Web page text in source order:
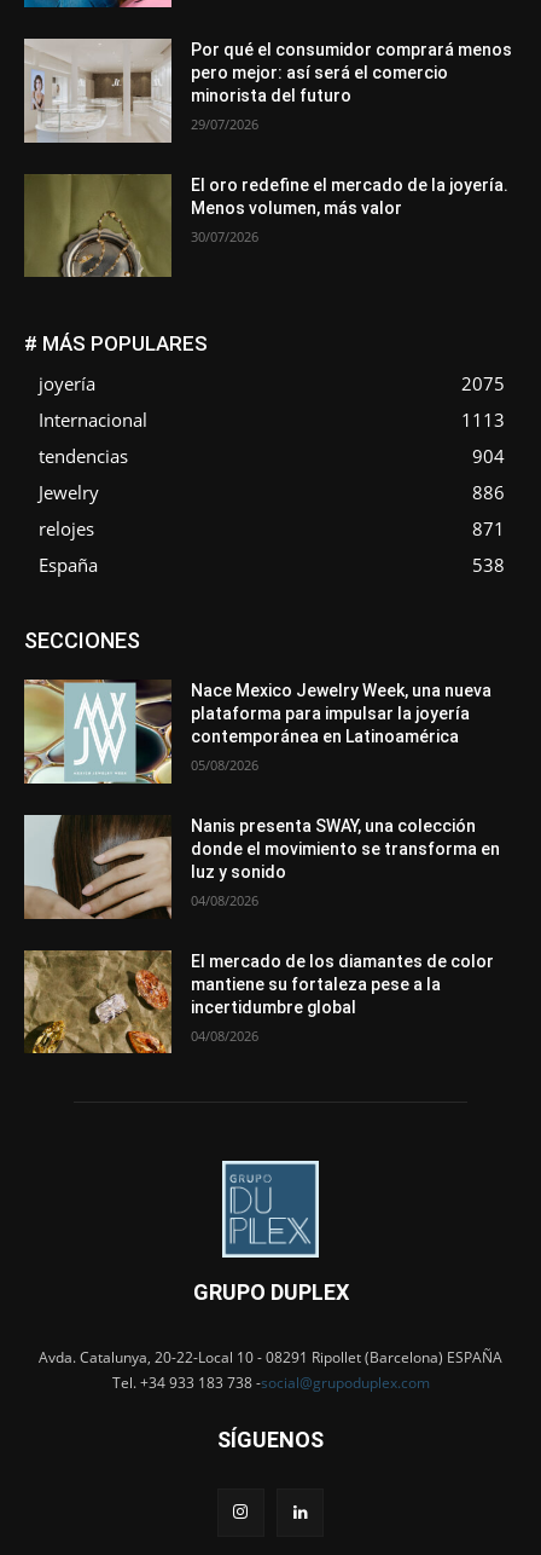
Por qué el consumidor comprará menos
pero mejor: así será el comercio
minorista del futuro
29/07/2026
El oro redefine el mercado de la joyería.
Menos volumen, más valor
30/07/2026
# MÁS POPULARES
joyería
2075
Internacional
1113
tendencias
904
Jewelry
886
relojes
871
España
538
SECCIONESAsociaciones
Entrevistas
Mundo Técnico
Novedades Opiniones
Perspectiva
Premios
Secciones Sin categoría
Sucesos
Más
Nace Mexico Jewelry Week, una nueva
plataforma para impulsar la joyería
contemporánea en Latinoamérica
05/08/2026
Nanis presenta SWAY, una colección
donde el movimiento se transforma en
luz y sonido
04/08/2026
El mercado de los diamantes de color
mantiene su fortaleza pese a la
incertidumbre global
04/08/2026
GRUPO DUPLEX
Avda. Catalunya, 20-22-Local 10 - 08291 Ripollet (Barcelona) ESPAÑA
Tel. +34 933 183 738 -social@grupoduplex.com
SÍGUENOS